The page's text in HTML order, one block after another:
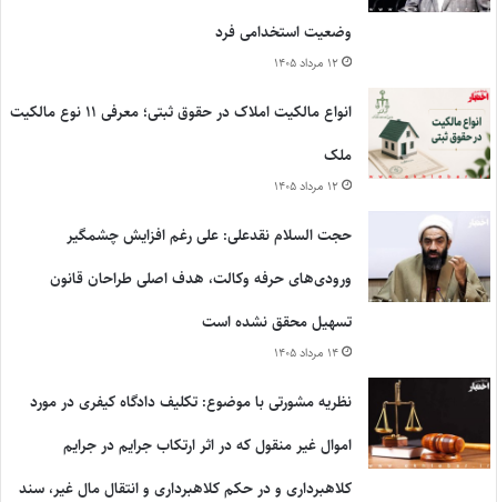
وضعیت استخدامی فرد
۱۲ مرداد ۱۴۰۵
انواع مالکیت املاک در حقوق ثبتی؛ معرفی ۱۱ نوع مالکیت
ملک
۱۲ مرداد ۱۴۰۵
حجت السلام نقدعلی: علی رغم افزایش چشمگیر
ورودی‌های حرفه وکالت، هدف اصلی طراحان قانون
تسهیل محقق نشده است
۱۴ مرداد ۱۴۰۵
نظریه مشورتی با موضوع: تکلیف دادگاه کیفری در مورد
اموال غیر منقول که در اثر ارتکاب جرایم در جرایم
کلاهبرداری و در حکم کلاهبرداری و انتقال مال غیر، سند